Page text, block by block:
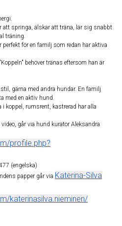
att springa, älskar att träna, lär sig snabbt
träning.
för en familj som redan har aktiva
behöver tränas eftersom han är
gärna med andra hundar. En familj
med en aktiv hund.
koppel, rumsrent, kastrerad har alla
går via hund kurator Aleksandra
profile.php?
(engelska)
papper går via Katerina-Silva
katerinasilva.nieminen/